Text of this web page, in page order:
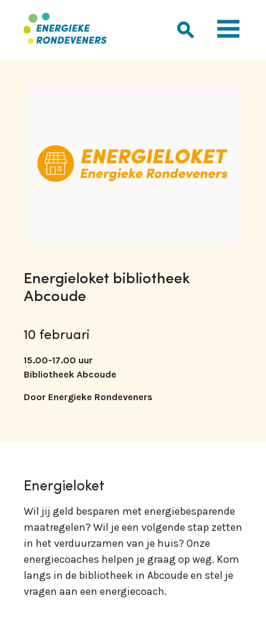
Energieloket bibliotheek
Abcoude
10 februari
15.00-17.00 uur
Bibliotheek Abcoude
Door Energieke Rondeveners
Energieloket
Wil jij geld besparen met energiebesparende
maatregelen? Wil je een volgende stap zetten
in het verduurzamen van je huis? Onze
energiecoaches helpen je graag op weg. Kom
langs in de bibliotheek in Abcoude en stel je
vragen aan een energiecoach.